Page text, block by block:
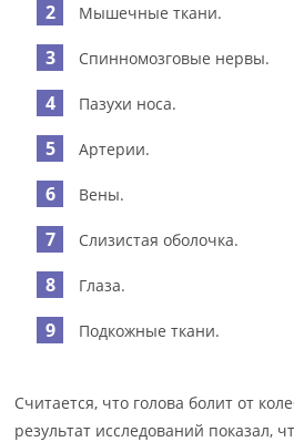
Мышечные ткани.
Спинномозговые нервы.
Пазухи носа.
Артерии.
Вены.
Слизистая оболочка.
Глаза.
Подкожные ткани.
Считается, что голова болит от
результат исследований показал,